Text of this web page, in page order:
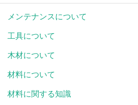
メンテナンスについて
工具について
木材について
材料について
材料に関する知識